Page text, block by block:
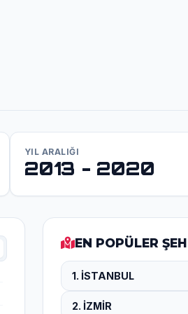
YIL ARALIĞI
2013 - 2020
EN POPÜLER
1. İSTANBUL
2. İZMİR